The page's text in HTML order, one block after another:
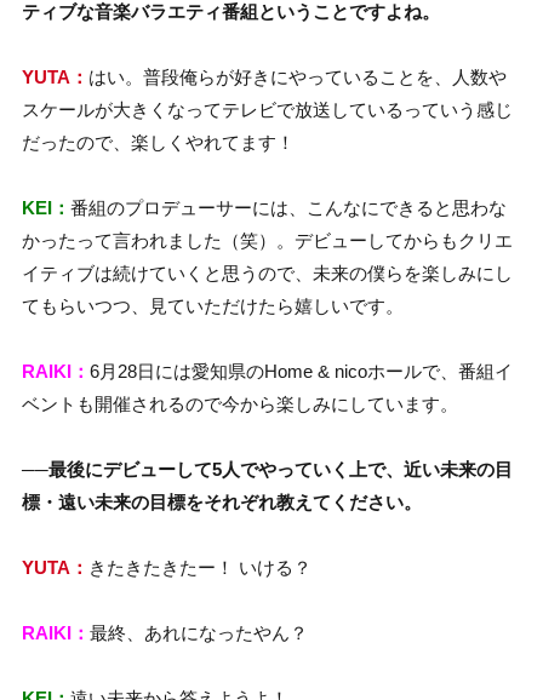
ティブな音楽バラエティ番組ということですよね。
YUTA： はい。普段俺らが好きにやっていることを、人数や
スケールが大きくなってテレビで放送しているっていう感じ
だったので、楽しくやれてます！
KEI： 番組のプロデューサーには、こんなにできると思わな
かったって言われました（笑）。デビューしてからもクリエ
イティブは続けていくと思うので、未来の僕らを楽しみにし
てもらいつつ、見ていただけたら嬉しいです。
RAIKI： 6月28日には愛知県のHome & nicoホールで、番組イ
ベントも開催されるので今から楽しみにしています。
──最後にデビューして5人でやっていく上で、近い未来の目
標・遠い未来の目標をそれぞれ教えてください。
YUTA： きたきたきたー！ いける？
RAIKI： 最終、あれになったやん？